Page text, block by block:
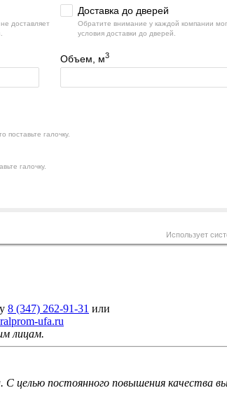
доставляет
Доставка до дверей
Обратите внимание у каждой компании
условия доставки до дверей.
Объем, м3
поставьте галочку.
галочку.
Использует
8 (347) 262‑91‑31 или
ufa.ru
лицам.
целью постоянного повышения качества